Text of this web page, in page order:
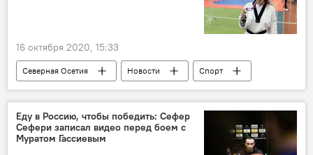
16 октября 2020, 15:33
Северная Осетия Новости Спорт
Еду в Россию, чтобы победить: Сефер
Сефери записал видео перед боем с
Муратом Гассиевым